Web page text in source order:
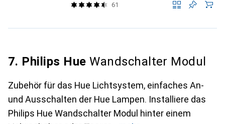
61
7. Philips Hue Wandschalter Modul
Zubehör für das Hue Lichtsystem, einfaches An-
und Ausschalten der Hue Lampen. Installiere das
Philips Hue Wandschalter Modul hinter einem